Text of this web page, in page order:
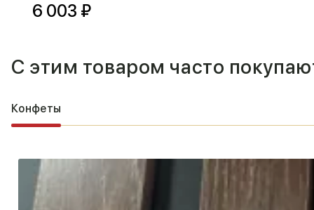
6 003 ₽
С этим товаром часто
Конфеты